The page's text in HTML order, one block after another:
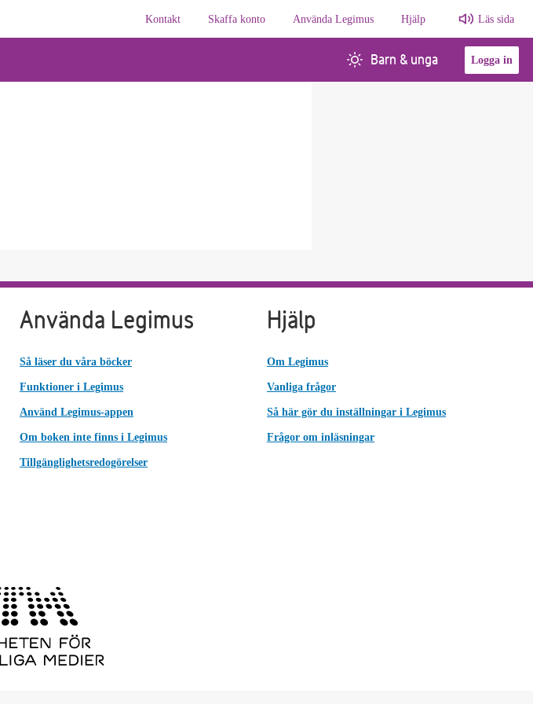
Kontakt
Skaffa konto Använda Legimus Hjälp Läs sida
Barn & unga Logga in
Använda Legimus
Så läser du våra böcker
Funktioner i Legimus
Använd Legimus-appen
Om boken inte finns i Legimus
Tillgänglighetsredogörelser
Hjälp
Om Legimus
Vanliga frågor
Så här gör du inställningar i Legimus
Frågor om inläsningar